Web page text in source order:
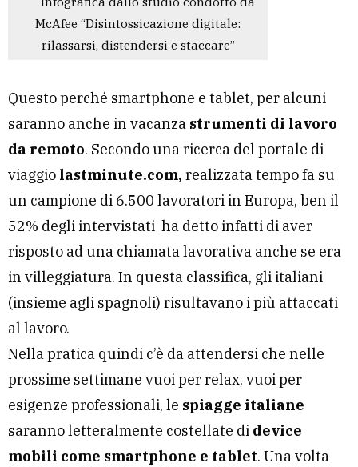
McAfee “Disintossicazione digitale:
rilassarsi, distendersi e staccare”
Questo perché smartphone e tablet, per alcuni
saranno anche in vacanza strumenti di lavoro
da remoto. Secondo una ricerca del portale di
viaggio lastminute.com, realizzata tempo fa su
un campione di 6.500 lavoratori in Europa, ben il
52% degli intervistati ha detto infatti di aver
risposto ad una chiamata lavorativa anche se era
in villeggiatura. In questa classifica, gli italiani
(insieme agli spagnoli) risultavano i più attaccati
al lavoro.
Nella pratica quindi c’è da attendersi che nelle
prossime settimane vuoi per relax, vuoi per
esigenze professionali, le spiagge italiane
saranno letteralmente costellate di device
mobili come smartphone e tablet. Una volta